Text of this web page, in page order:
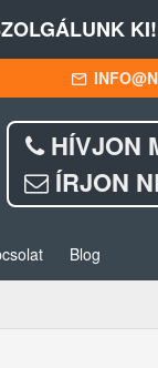
KI!
HÍVJON
ÍRJON
Blog